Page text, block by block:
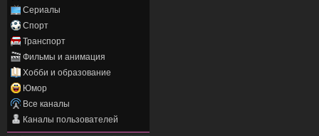
Сериалы
Спорт
Транспорт
Фильмы и анимация
Хобби и образование
Юмор
Все каналы
Каналы пользователей